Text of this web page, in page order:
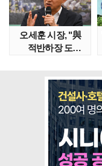
오세훈 시장, "與
적반하장 도